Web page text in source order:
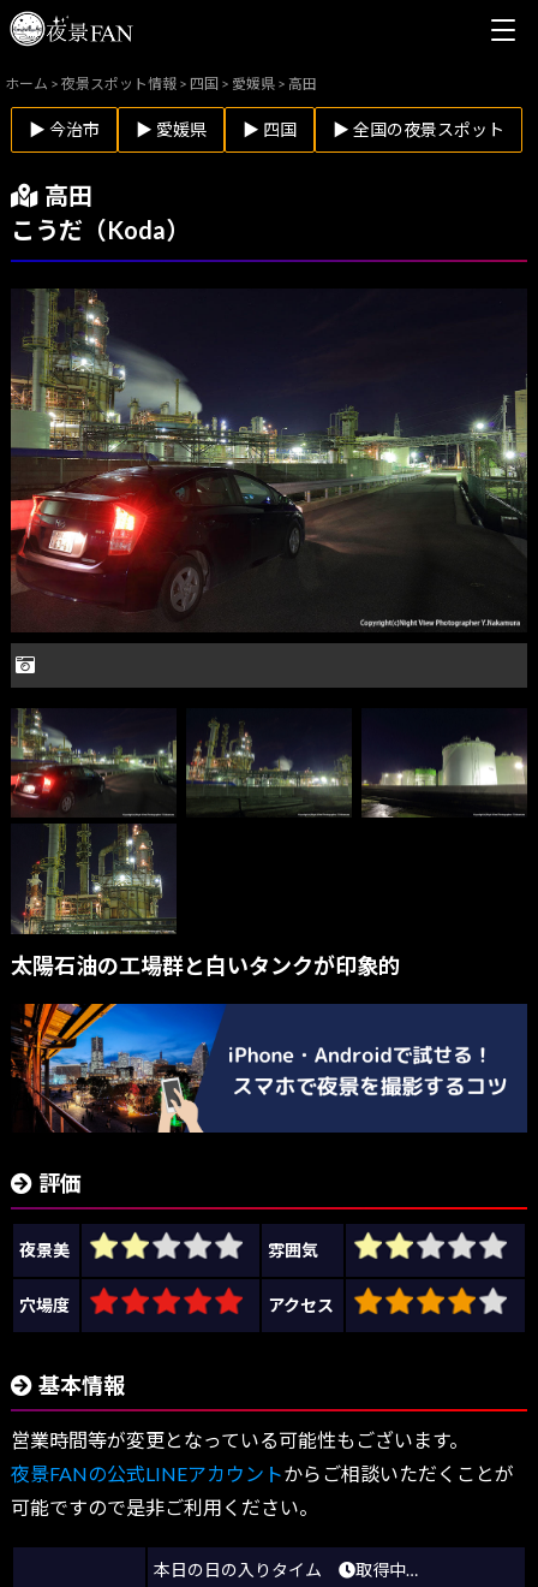
ホーム >夜景スポット情報 > 四国 > 愛媛県 >高田
▶ 今治市 ▶ 愛媛県 ▶ 四国 ▶ 全国の夜景スポット
高田
こうだ（Koda）
太陽石油の工場群と白いタンクが印象的
評価
夜景美 雰囲気
穴場度 アクセス
基本情報
営業時間等が変更となっている可能性もございます。
夜景FANの公式LINEアカウントからご相談いただくことが
可能ですので是非ご利用ください。
本日の日の入りタイム
取得中…